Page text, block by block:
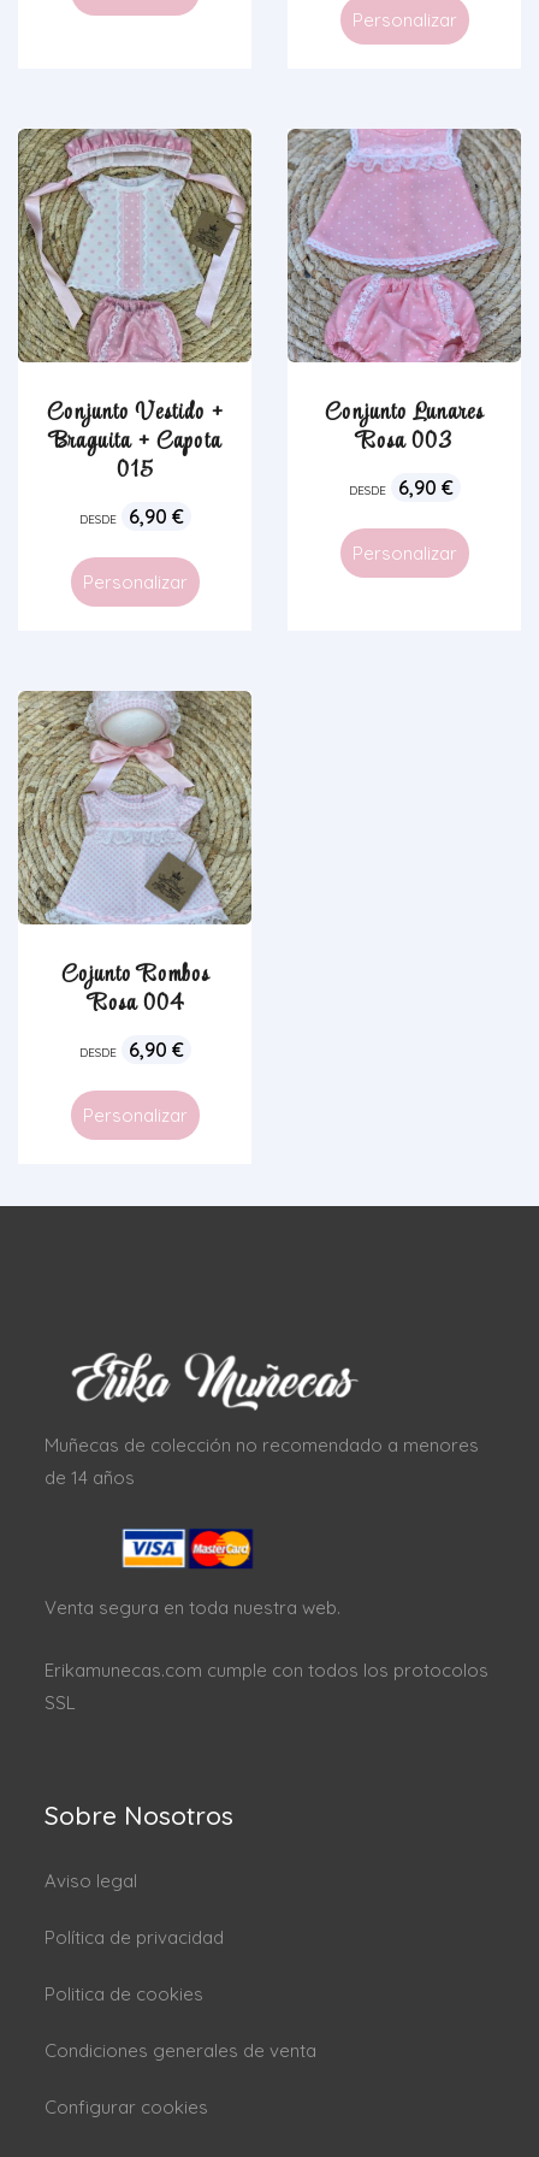
Personalizar
Conjunto Vestido +
Braguita + Capota
015
DESDE 6,90 €
Personalizar
Conjunto Lunares
Rosa 003
DESDE 6,90 €
Personalizar
Cojunto Rombos
Rosa 004
DESDE 6,90 €
Personalizar
Muñecas de colección no recomendado a menores
de 14 años
Venta segura en toda nuestra web.
Erikamunecas.com cumple con todos los protocolos
SSL
Sobre Nosotros
Aviso legal
Política de privacidad
Politica de cookies
Condiciones generales de venta
Configurar cookies